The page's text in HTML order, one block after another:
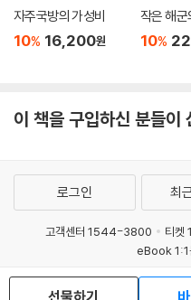
속에는 마음통합의 지난함이 담겨
바 이행기 정의란 쟁점이나 통일
도 마찬가지의 생각을 가지게끔
게 한다.
의 상상”은 마음통합연구단의 마
평화공존이다. 이 글은 평화공존
연방제 통일방안을 내놓을 때부
있음을 실증하고 있다. 이 역사적
자주국방의 가성비
10% 16,200원
작은 해군
10%
이 책을 구입하신 분들이
선물하기
로그인 최
고객센터 1544-3800 티
eBook 1:1
예스이십사(